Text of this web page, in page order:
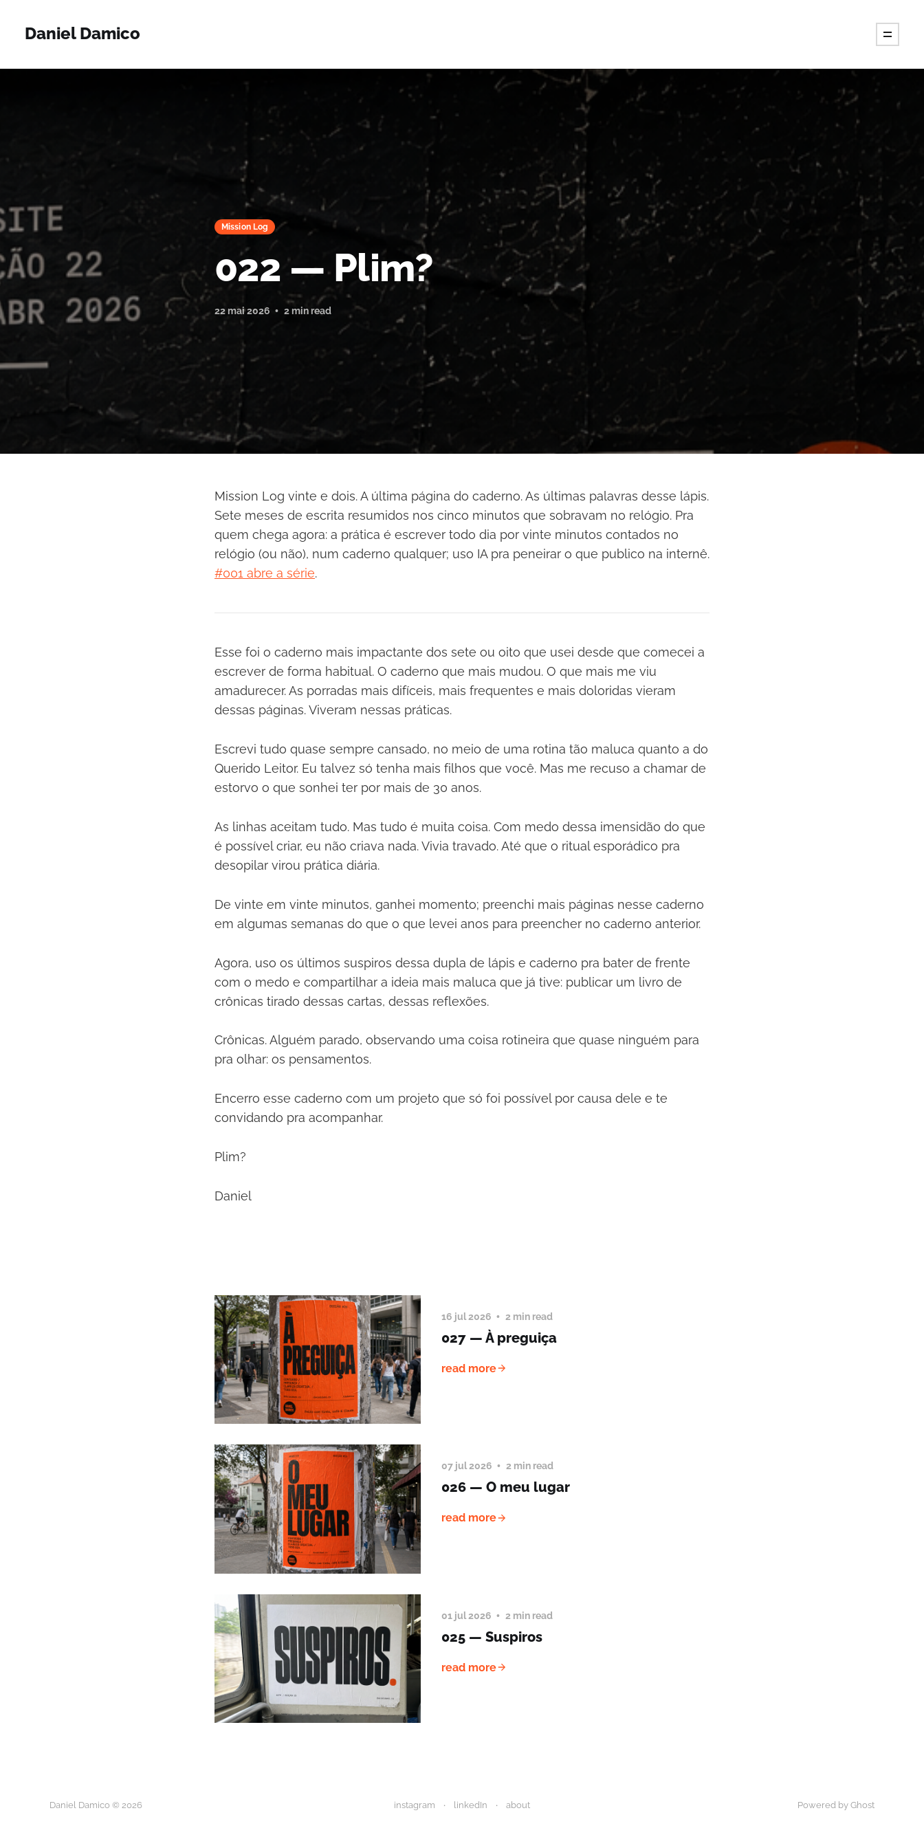
Daniel Damico
Mission Log
022 — Plim?
22 mai 2026 2 min read
Mission Log vinte e dois. A última página do caderno. As últimas palavras desse lápis.
Sete meses de escrita resumidos nos cinco minutos que sobravam no relógio. Pra
quem chega agora: a prática é escrever todo dia por vinte minutos contados no
relógio (ou não), num caderno qualquer; uso IA pra peneirar o que publico na internê.
#001 abre a série.
Esse foi o caderno mais impactante dos sete ou oito que usei desde que comecei a
escrever de forma habitual. O caderno que mais mudou. O que mais me viu
amadurecer. As porradas mais difíceis, mais frequentes e mais doloridas vieram
dessas páginas. Viveram nessas práticas.
Escrevi tudo quase sempre cansado, no meio de uma rotina tão maluca quanto a do
Querido Leitor. Eu talvez só tenha mais filhos que você. Mas me recuso a chamar de
estorvo o que sonhei ter por mais de 30 anos.
As linhas aceitam tudo. Mas tudo é muita coisa. Com medo dessa imensidão do que
é possível criar, eu não criava nada. Vivia travado. Até que o ritual esporádico pra
desopilar virou prática diária.
De vinte em vinte minutos, ganhei momento; preenchi mais páginas nesse caderno
em algumas semanas do que o que levei anos para preencher no caderno anterior.
Agora, uso os últimos suspiros dessa dupla de lápis e caderno pra bater de frente
com o medo e compartilhar a ideia mais maluca que já tive: publicar um livro de
crônicas tirado dessas cartas, dessas reflexões.
Crônicas. Alguém parado, observando uma coisa rotineira que quase ninguém para
pra olhar: os pensamentos.
Encerro esse caderno com um projeto que só foi possível por causa dele e te
convidando pra acompanhar.
Plim?
Daniel
16 jul 2026 2 min read
027 — À preguiça
read more
07 jul 2026 2 min read
026 — O meu lugar
read more
01 jul 2026 2 min read
025 — Suspiros
read more
Daniel Damico © 2026 instagram linkedIn about Powered by Ghost